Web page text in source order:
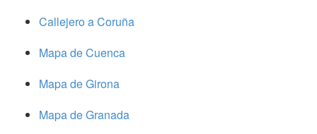
Callejero a Coruña
Mapa de Cuenca
Mapa de Girona
Mapa de Granada